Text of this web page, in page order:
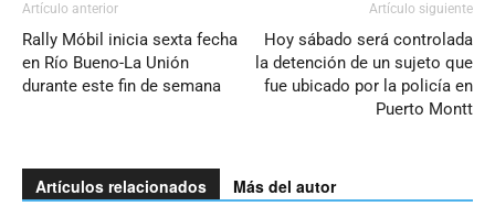
Artículo anterior
Rally Móbil inicia sexta fecha
en Río Bueno-La Unión
durante este fin de semana
Artículo siguiente
Hoy sábado será controlada
la detención de un sujeto que
fue ubicado por la policía en
Puerto Montt
Artículos relacionados Más del autor